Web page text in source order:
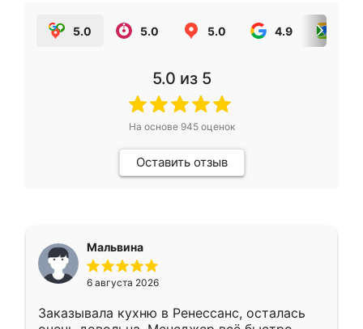
5.0 5.0 5.0 4.9
5.0 из 5
На основе 945оценок
Оставить отзыв
Мальвина
6 августа 2026
Заказывала кухню в Ренессанс, осталась